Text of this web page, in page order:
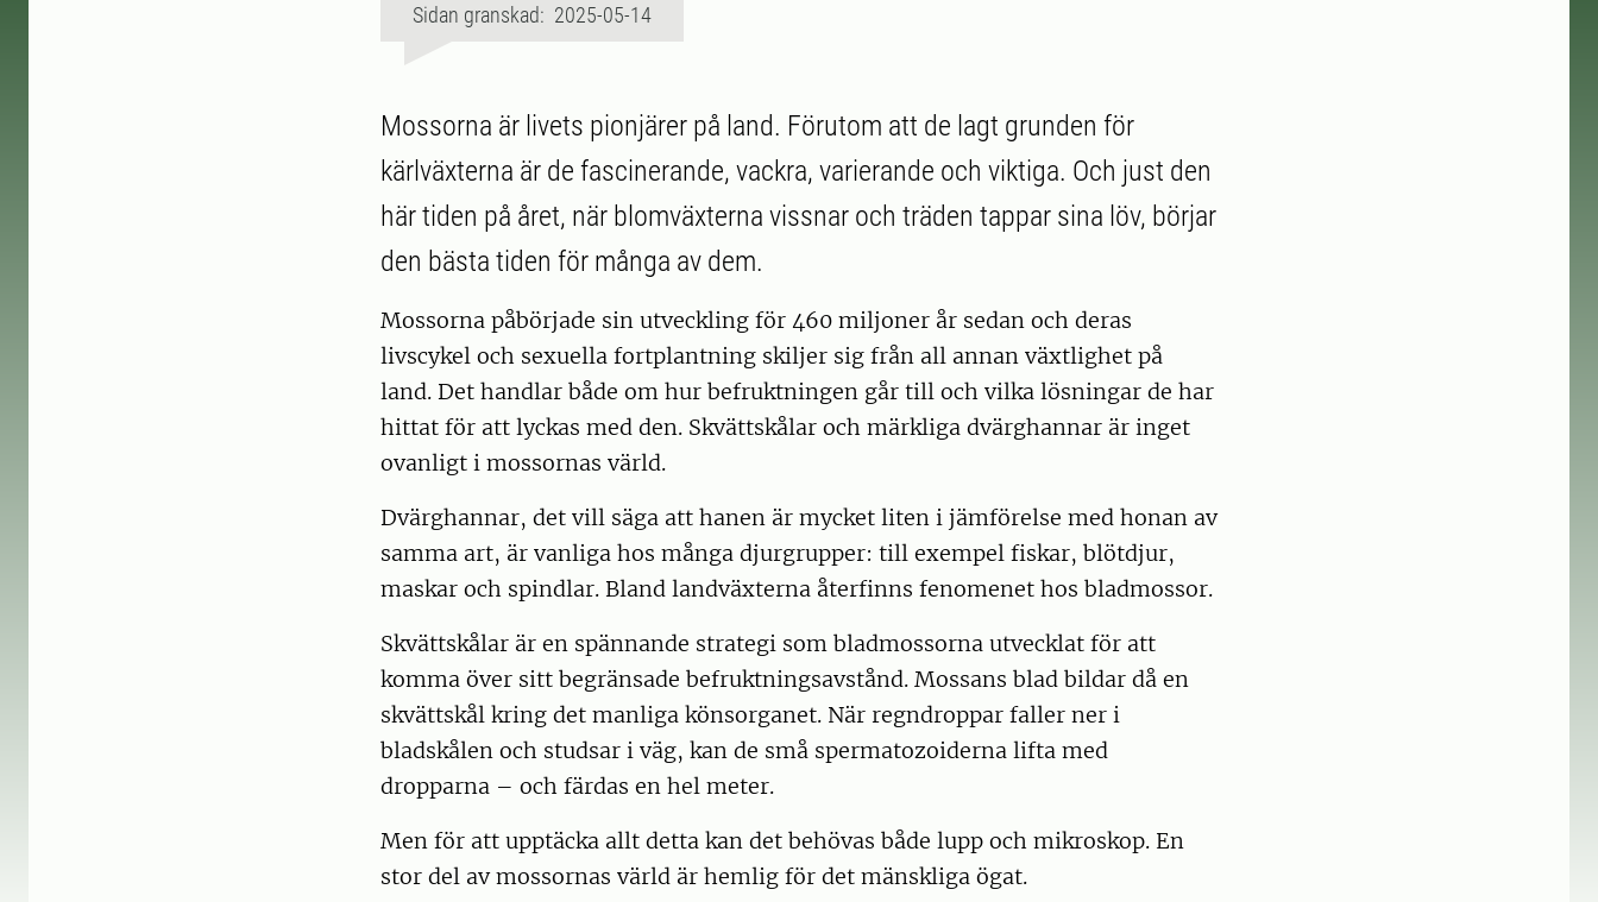
Sidan granskad: 2025-05-14
Mossorna är livets pionjärer på land. Förutom att de lagt grunden för
kärlväxterna är de fascinerande, vackra, varierande och viktiga. Och just den
här tiden på året, när blomväxterna vissnar och träden tappar sina löv, börjar
den bästa tiden för många av dem.
Mossorna påbörjade sin utveckling för 460 miljoner år sedan och deras
livscykel och sexuella fortplantning skiljer sig från all annan växtlighet på
land. Det handlar både om hur befruktningen går till och vilka lösningar de har
hittat för att lyckas med den. Skvättskålar och märkliga dvärghannar är inget
ovanligt i mossornas värld.
Dvärghannar, det vill säga att hanen är mycket liten i jämförelse med honan av
samma art, är vanliga hos många djurgrupper: till exempel fiskar, blötdjur,
maskar och spindlar. Bland landväxterna återfinns fenomenet hos bladmossor.
Skvättskålar är en spännande strategi som bladmossorna utvecklat för att
komma över sitt begränsade befruktningsavstånd. Mossans blad bildar då en
skvättskål kring det manliga könsorganet. När regndroppar faller ner i
bladskålen och studsar i väg, kan de små spermatozoiderna lifta med
dropparna – och färdas en hel meter.
Men för att upptäcka allt detta kan det behövas både lupp och mikroskop. En
stor del av mossornas värld är hemlig för det mänskliga ögat.